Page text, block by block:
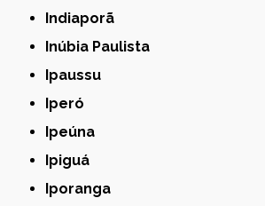
Indiaporã
Inúbia Paulista
Ipaussu
Iperó
Ipeúna
Ipiguá
Iporanga